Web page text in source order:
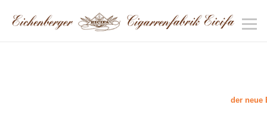
der neue